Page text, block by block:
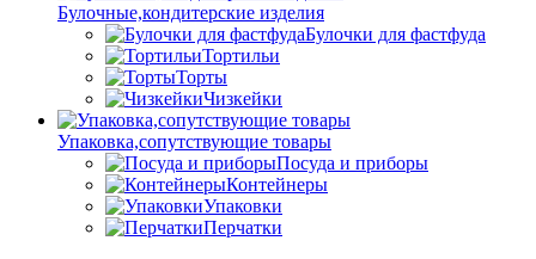
Булочные,кондитерские изделия
Булочки для фастфуда
Тортильи
Торты
Чизкейки
Упаковка,сопутствующие товары
Посуда и приборы
Контейнеры
Упаковки
Перчатки